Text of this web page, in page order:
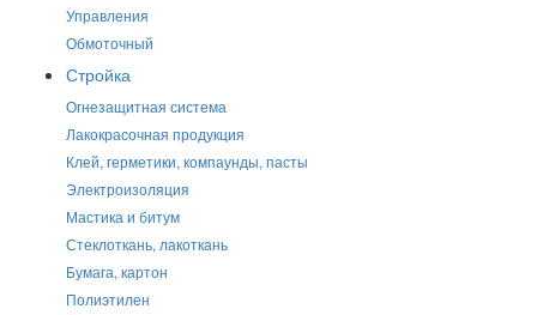
Управления
Обмоточный
Стройка
Огнезащитная система
Лакокрасочная продукция
Клей, герметики, компаунды, пасты
Электроизоляция
Мастика и битум
Стеклоткань, лакоткань
Бумага, картон
Полиэтилен